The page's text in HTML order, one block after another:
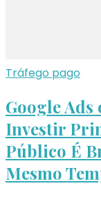
Tráfego pago
Google Ads
Investir
Público É
Mesmo